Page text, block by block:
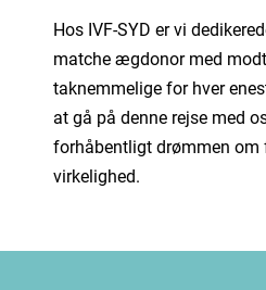
Hos IVF-SYD er vi
matche ægdonor med
taknemmelige for hver
at gå på denne rejse med
forhåbentligt drømmen
virkelighed.